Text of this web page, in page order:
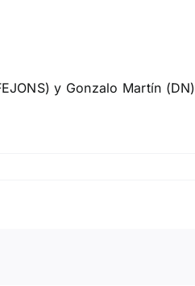
y Gonzalo Martín (DN)